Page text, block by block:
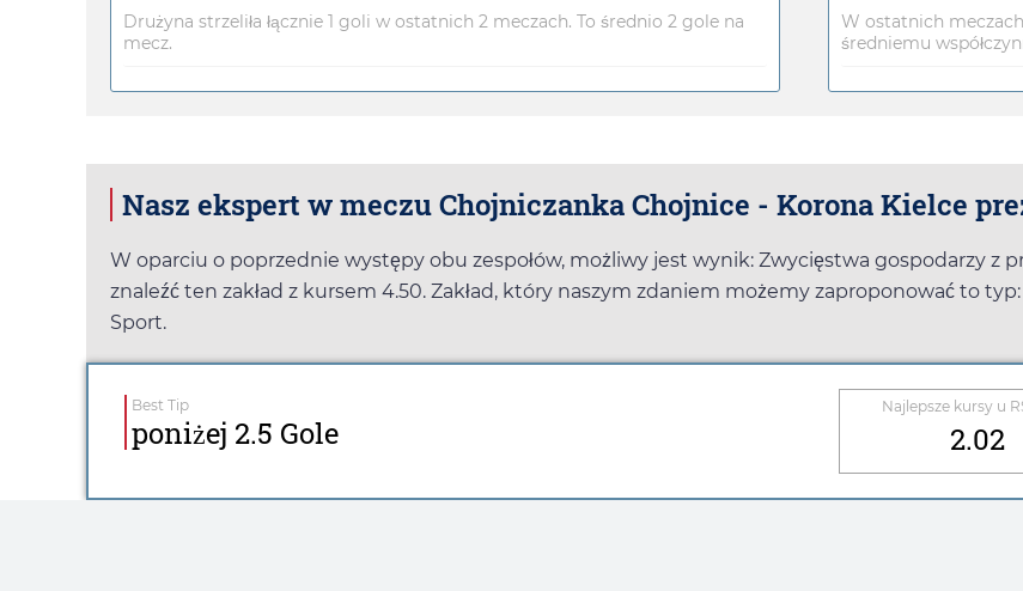
Drużyna strzeliła łącznie 1 goli w ostatnich 2 meczach. To średnio 2 gole na
mecz.
W ostatnich
średniemu
Nasz ekspert w meczu Chojniczanka Chojnice - Korona Kielce
W oparciu o poprzednie występy obu zespołów, możliwy jest wynik: Zwycięstwa gospodarzy z
znaleźć ten zakład z kursem 4.50. Zakład, który naszym zdaniem możemy zaproponować to
Sport.
Best Tip
poniżej 2.5 Gole
Najlepsze kursy u
2.02